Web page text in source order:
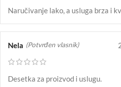
Naručivanje lako, a usluga brza i
Nela (Potvrđen vlasnik)
Desetka za proizvod i uslugu.